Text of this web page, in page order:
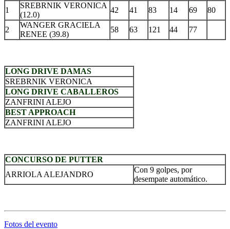
1
SREBRNIK VERONICA
(12.0)
42 41 83 14 69 80
2
WANGER GRACIELA
RENEE (39.8)
58 63 121 44 77
LONG DRIVE DAMAS
SREBRNIK VERONICA
LONG DRIVE CABALLEROS
ZANFRINI ALEJO
BEST APPROACH
ZANFRINI ALEJO
CONCURSO DE PUTTER
ARRIOLA ALEJANDRO
Con 9 golpes, por
desempate automático.
Fotos del evento